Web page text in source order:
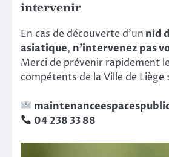
intervenir
En cas de découverte d’un nid
asiatique, n’intervenez pas
Merci de prévenir rapidement
compétents de la Ville de Liège :
04 238 33 88